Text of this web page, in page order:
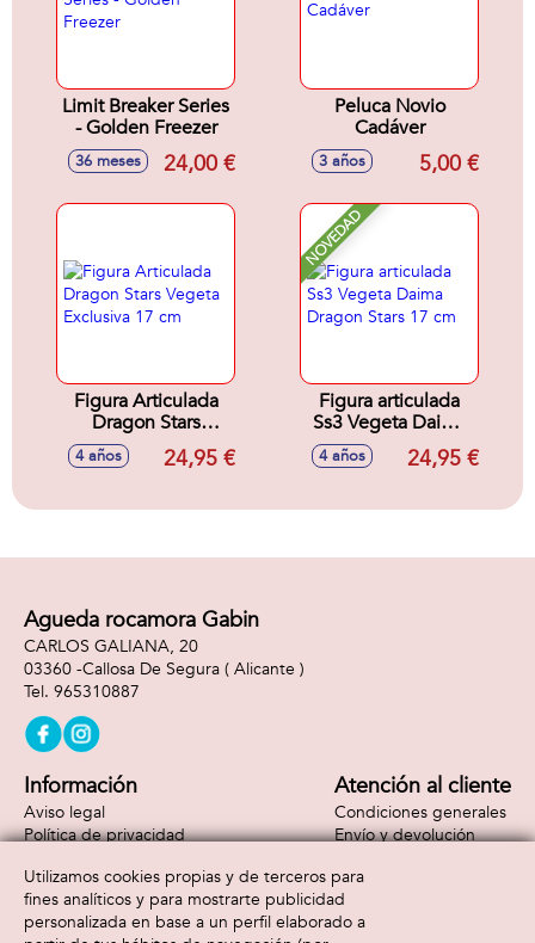
Limit Breaker Series
- Golden Freezer
36 meses 24,00 €
Peluca Novio
Cadáver
3 años 5,00 €
Figura Articulada
Dragon Stars
Vegeta Exclusiva
17 cm
4 años 24,95 €
NOVEDAD
Figura articulada
Ss3 Vegeta Daima
Dragon Stars 17 cm
4 años 24,95 €
Agueda rocamora Gabin
CARLOS GALIANA, 20
03360 -Callosa De Segura ( Alicante )
965310887
Información
Aviso legal
Política de privacidad
Atención al cliente
Condiciones generales
Envío y devolución
Formas de pago
Utilizamos cookies propias y de terceros para
fines analíticos y para mostrarte publicidad
personalizada en base a un perfil elaborado a